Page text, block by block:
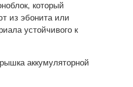
который
из эбонита или
устойчивого к
аккумуляторной